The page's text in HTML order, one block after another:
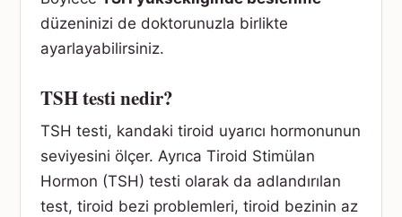
düzeninizi de doktorunuzla birlikte
ayarlayabilirsiniz.
TSH testi nedir?
TSH testi, kandaki tiroid uyarıcı hormonunun
seviyesini ölçer. Ayrıca Tiroid Stimülan
Hormon (TSH) testi olarak da adlandırılan
test, tiroid bezi problemleri, tiroid bezinin az